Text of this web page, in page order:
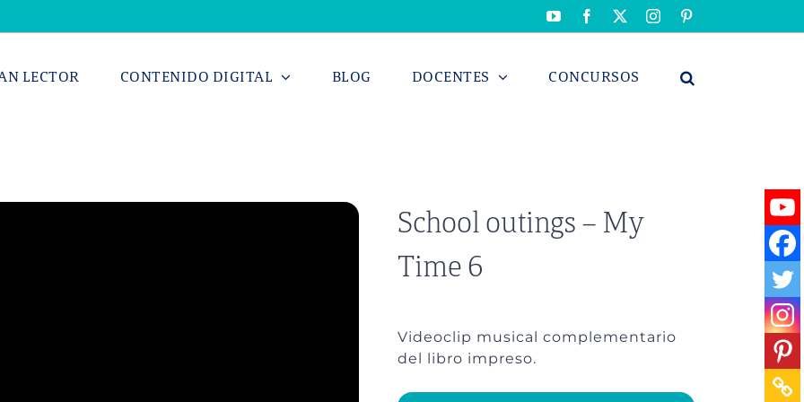
YouTubeFacebook Instagram
LECTOR CONTENIDO DIGITAL BLOG DOCENTES CONCURSOS
School outings – My
Time 6
Videoclip musical complementario
del libro impreso.